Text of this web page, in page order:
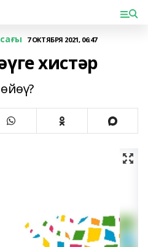
7 ОКТЯБРЯ 2021, 06:47
хистәр